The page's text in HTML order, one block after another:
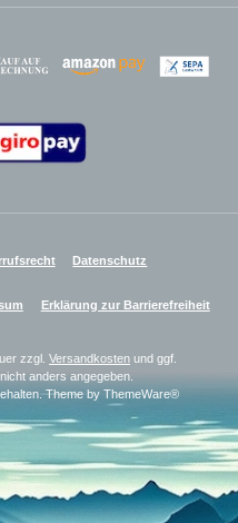
Zahlungsanbieter
Datenschutz
Erklärung zur Barrierefreiheit
zzgl. Versandkosten und ggf.
anders angegeben.
Theme by ThemeWare®